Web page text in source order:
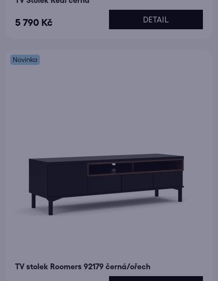
5 790 Kč DETAIL
Novinka
TV stolek Roomers 92179 černá/ořech